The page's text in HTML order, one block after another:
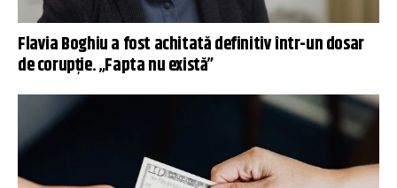
Flavia Boghiu a fost achitată definitiv într-un dosar
de corupție. „Fapta nu există”